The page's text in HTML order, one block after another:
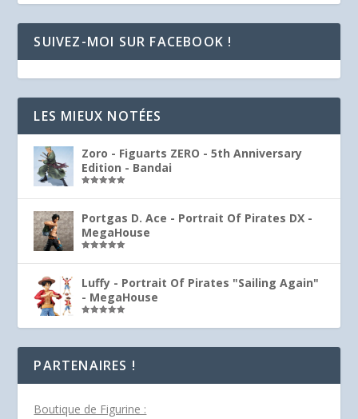
SUIVEZ-MOI SUR FACEBOOK !
LES MIEUX NOTÉES
Zoro - Figuarts ZERO - 5th Anniversary
Edition - Bandai
Portgas D. Ace - Portrait Of Pirates DX -
MegaHouse
Luffy - Portrait Of Pirates "Sailing Again"
- MegaHouse
PARTENAIRES !
Boutique de Figurine :